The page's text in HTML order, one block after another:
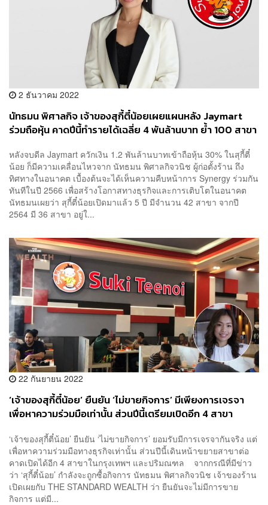
2 ธันวาคม 2022
นัทธมน พิศาลกิจ เจ้าของสุกี้ตี๋น้อยเผยแผนหลัง Jaymart
ร่วมถือหุ้น คาดปีนี้ทำรายได้เฉลี่ย 4 พันล้านบาท ย้ำ 100 สาขา
หลังจบดีล Jaymart ควักเงิน 1.2 พันล้านบาทเข้าถือหุ้น 30% ในสุกี้ตี๋
น้อย ก็มีความเคลื่อนไหวจาก นัทธมน พิศาลกิจวนิช ผู้ก่อตั้งร้าน ถึง
ทิศทางในอนาคต เบื้องต้นจะได้เห็นความคืบหน้าการ Synergy ร่วมกัน
ทันทีในปี 2566 เพื่อสร้างโอกาสทางธุรกิจและการเติบโตในอนาคต
นัทธมนเผยว่า สุกี้ตี๋น้อยเปิดมาแล้ว 5 ปี มีจำนวน 42 สาขา จากปี
2564 มี 36 สาขา อยู่ใ...
22 กันยายน 2022
‘เจ้าของสุกี้ตี๋น้อย’ ยืนยัน ‘ไม่ขายกิจการ’ มีเพียงการเจรจา
เพื่อหาความร่วมมือเท่านั้น ส่วนปีนี้เตรียมเปิดอีก 4 สาขา
‘เจ้าของสุกี้ตี๋น้อย’ ยืนยัน ‘ไม่ขายกิจการ’ ยอมรับมีการเจรจากันจริง แต่
เพื่อหาความร่วมมือทางธุรกิจเท่านั้น ส่วนปีนี้เดินหน้าขยายสาขาต่อ
คาดเปิดได้อีก 4 สาขาในกรุงเทพฯ และปริมณฑล จากกรณีที่มีข่าว
ว่า ‘สุกี้ตี๋น้อย’ กำลังจะถูกซื้อกิจการ นัทธมน พิศาลกิจวนิช เจ้าของร้าน
เปิดเผยกับ THE STANDARD WEALTH ว่า ยืนยันจะไม่มีการขาย
กิจการ แต่มี...